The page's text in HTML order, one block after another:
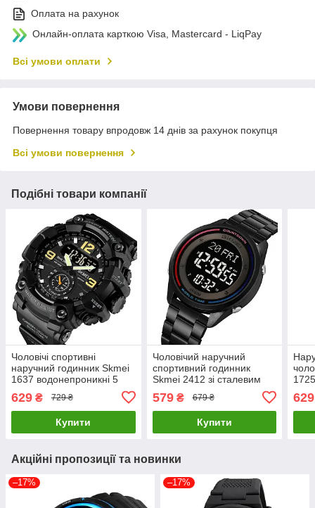
Оплата на рахунок
Онлайн-оплата карткою Visa, Mastercard - LiqPay
Всі умови оплати
Умови повернення
Повернення товару впродовж 14 днів за рахунок покупця
Всі умови повернення
Подібні товари компанії
Чоловічі спортивні
наручний годинник Skmei
1637 водонепроникні 5
629 ₴ 729 ₴
Купити
Чоловічий наручний
спортивний годинник
Skmei 2412 зі сталевим
579₴ 679 ₴
Купити
629
Акційні пропозиції та новинки
–17% –17%